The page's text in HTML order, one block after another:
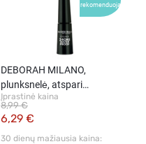
rekomenduoja
DEBORAH MILANO,
plunksnelė, atspari
vandeniui, juoda, 2.9 gr
Įprastinė kaina
6,29 €
8,99 €
30 dienų mažiausia kaina: